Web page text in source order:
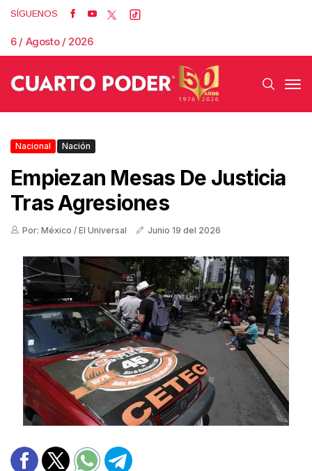
SÍGUENOS
6 / Agosto / 2026
Nacional Nación
Empiezan Mesas De Justicia
Tras Agresiones
Por: México / El Universal Junio 19 del 2026